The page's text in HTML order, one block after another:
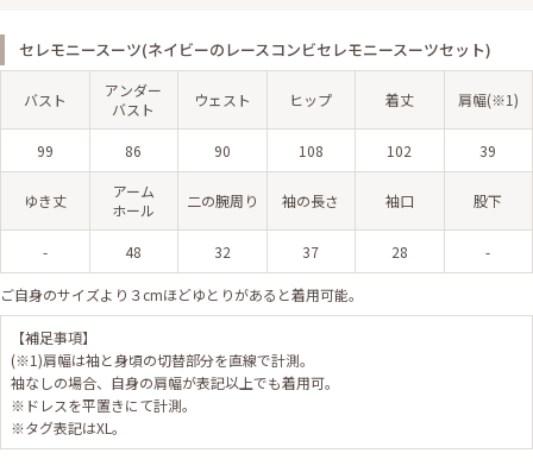
セレモニースーツ(ネイビーのレースコンビセレモニースーツセット)
バスト
アンダー
バスト
ウェスト ヒップ 着丈 肩幅(※1)
99 86 90 108 102 39
ゆき丈
アーム
ホール
二の腕周り 袖の長さ 袖口 股下
- 48 32 37 28 -
ご自身のサイズより３cmほどゆとりがあると着用可能。
【補足事項】
(※1)肩幅は袖と身頃の切替部分を直線で計測。
袖なしの場合、自身の肩幅が表記以上でも着用可。
※ドレスを平置きにて計測。
※タグ表記はXL。